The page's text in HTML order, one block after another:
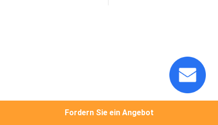
Fordern Sie ein Angebot